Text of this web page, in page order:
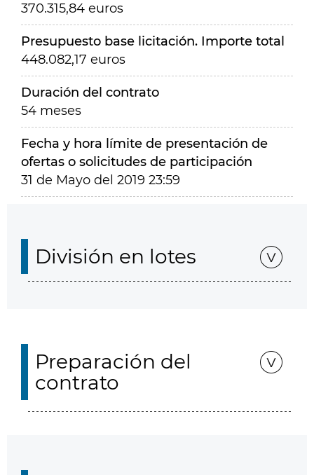
370.315,84 euros
Presupuesto base licitación. Importe total
448.082,17 euros
Duración del contrato
54 meses
Fecha y hora límite de presentación de
ofertas o solicitudes de participación
31 de Mayo del 2019 23:59
División en lotes
Preparación del
contrato